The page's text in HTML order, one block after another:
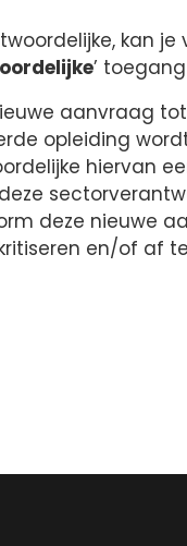
kan je
’
aanvraag
opleiding
hiervan
deze nieuwe
en/of af